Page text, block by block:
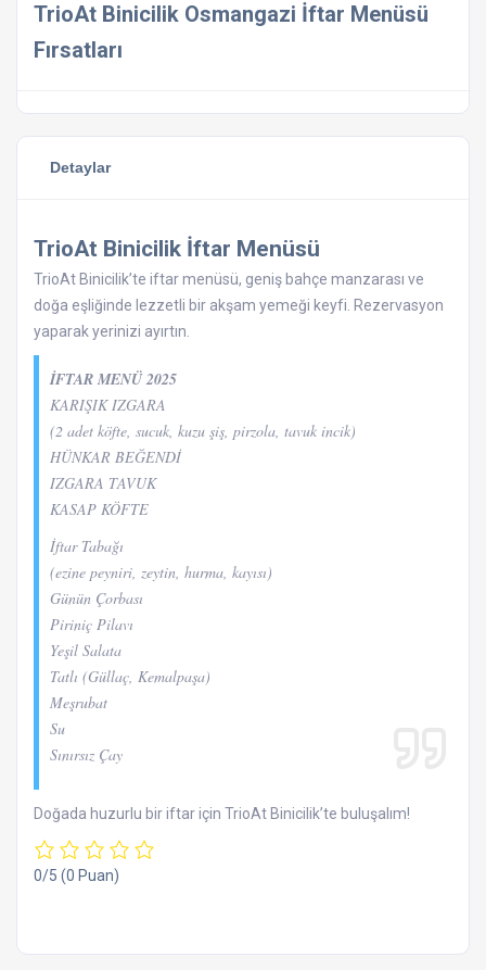
TrioAt Binicilik Osmangazi İftar Menüsü
Fırsatları
Detaylar
TrioAt Binicilik İftar Menüsü
TrioAt Binicilik’te iftar menüsü, geniş bahçe manzarası ve
doğa eşliğinde lezzetli bir akşam yemeği keyfi. Rezervasyon
yaparak yerinizi ayırtın.
İFTAR MENÜ 2025
KARIŞIK IZGARA
(2 adet köfte, sucuk, kuzu şiş, pirzola, tavuk incik)
HÜNKAR BEĞENDİ
IZGARA TAVUK
KASAP KÖFTE
İftar Tabağı
(ezine peyniri, zeytin, hurma, kayısı)
Günün Çorbası
Piriniç Pilavı
Yeşil Salata
Tatlı (Güllaç, Kemalpaşa)
Meşrubat
Su
Sınırsız Çay
Doğada huzurlu bir iftar için TrioAt Binicilik’te buluşalım!
0/5 (0 Puan)